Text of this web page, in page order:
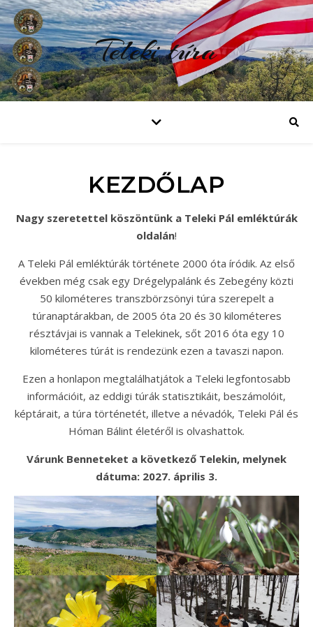
Teleki túra
KEZDŐLAP
Nagy szeretettel köszöntünk a Teleki Pál emléktúrák
oldalán!
A Teleki Pál emléktúrák története 2000 óta íródik. Az első
években még csak egy Drégelypalánk és Zebegény közti
50 kilométeres transzbörzsönyi túra szerepelt a
túranaptárakban, de 2005 óta 20 és 30 kilométeres
résztávjai is vannak a Telekinek, sőt 2016 óta egy 10
kilométeres túrát is rendezünk ezen a tavaszi napon.
Ezen a honlapon megtalálhatjátok a Teleki legfontosabb
információit, az eddigi túrák statisztikáit, beszámolóit,
képtárait, a túra történetét, illetve a névadók, Teleki Pál és
Hóman Bálint életéről is olvashattok.
Várunk Benneteket a következő Telekin, melynek
dátuma: 2027. április 3.